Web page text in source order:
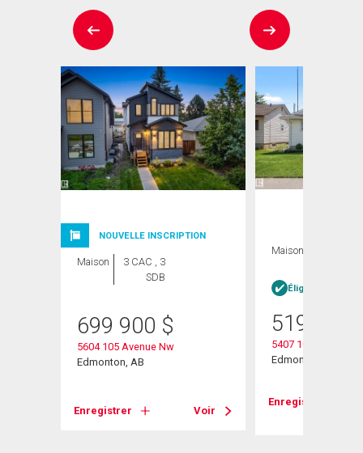
NOUVELLE INSCRIPTION
Maison
3 CAC , 3
SDB
699 900 $
5604 105 Avenue Nw
Edmonton, AB
Enregistrer Voir
Maison
Éligible Louer
519 900
5407 106 Avenue
Edmonton, AB
Enregistrer